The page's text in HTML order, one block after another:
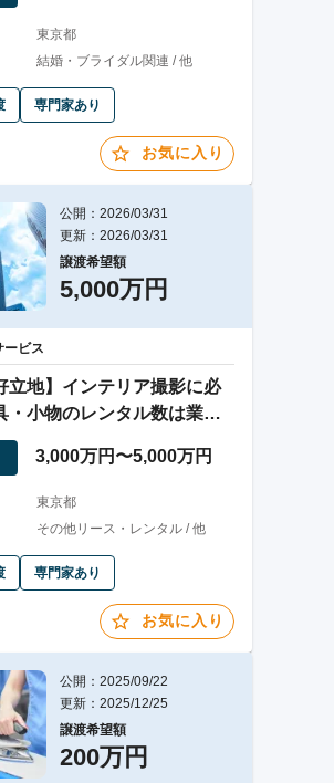
東京都
結婚・ブライダル関連 / 他
専門家あり
お気に入り
公開：2026/03/31
更新：2026/03/31
譲渡希望額
5,000万円
ービス
立地】インテリア撮影に必
・小物のレンタル数は業界
3,000万円〜5,000万円
東京都
その他リース・レンタル / 他
専門家あり
お気に入り
公開：2025/09/22
更新：2025/12/25
譲渡希望額
200万円